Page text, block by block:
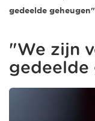
gedeelde geheugen"
"We zijn
gedeelde